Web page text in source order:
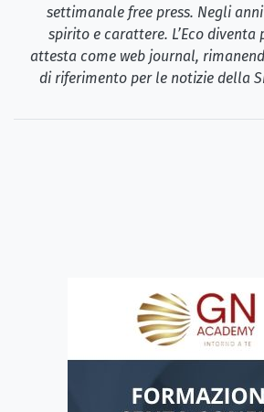
settimanale free press. Negli
spirito e carattere. L’Eco diventa
attesta come web journal,
di riferimento per le notizie della